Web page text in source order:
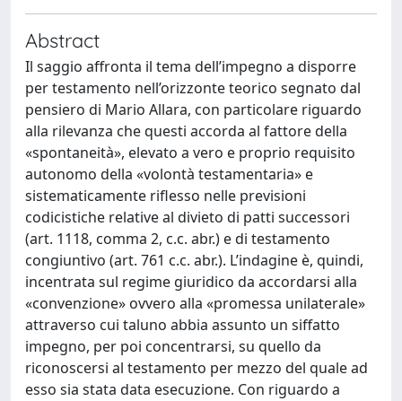
Abstract
Il saggio affronta il tema dell’impegno a disporre
per testamento nell’orizzonte teorico segnato dal
pensiero di Mario Allara, con particolare riguardo
alla rilevanza che questi accorda al fattore della
«spontaneità», elevato a vero e proprio requisito
autonomo della «volontà testamentaria» e
sistematicamente riflesso nelle previsioni
codicistiche relative al divieto di patti successori
(art. 1118, comma 2, c.c. abr.) e di testamento
congiuntivo (art. 761 c.c. abr.). L’indagine è, quindi,
incentrata sul regime giuridico da accordarsi alla
«convenzione» ovvero alla «promessa unilaterale»
attraverso cui taluno abbia assunto un siffatto
impegno, per poi concentrarsi, su quello da
riconoscersi al testamento per mezzo del quale ad
esso sia stata data esecuzione. Con riguardo a